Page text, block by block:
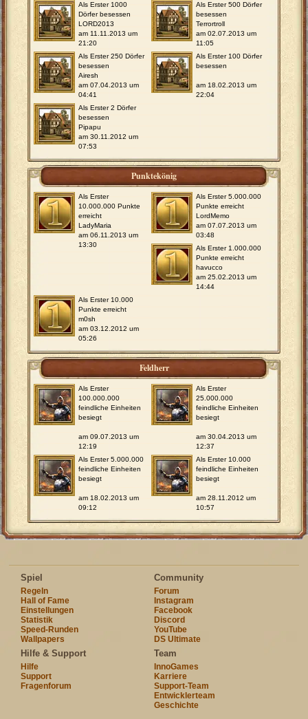
Als Erster 1000
Dörfer besessen
LORD2013
am 11.11.2013 um
21:20
Als Erster 500 Dörfer
besessen
Terrortroll
am 02.07.2013 um
11:05
Als Erster 250 Dörfer
besessen
Airesh
am 07.04.2013 um
04:41
Als Erster 100 Dörfer
besessen
am 18.02.2013 um
22:04
Als Erster 2 Dörfer
besessen
Pipapu
am 30.11.2012 um
07:53
Punktekönig
Als Erster
10.000.000 Punkte
erreicht
LadyMaria
am 06.11.2013 um
13:30
Als Erster 5.000.000
Punkte erreicht
LordMemo
am 07.07.2013 um
03:48
Als Erster 1.000.000
Punkte erreicht
havucco
am 25.02.2013 um
14:44
Als Erster 10.000
Punkte erreicht
m0sh
am 03.12.2012 um
05:26
Feldherr
Als Erster
100.000.000
feindliche Einheiten
besiegt
am 09.07.2013 um
12:19
Als Erster
25.000.000
feindliche Einheiten
besiegt
am 30.04.2013 um
12:37
Als Erster 5.000.000
feindliche Einheiten
besiegt
am 18.02.2013 um
09:12
Als Erster 10.000
feindliche Einheiten
besiegt
am 28.11.2012 um
10:57
Spiel
Regeln
Hall of Fame
Einstellungen
Statistik
Speed-Runden
Wallpapers
Community
Forum
Instagram
Facebook
Discord
YouTube
DS Ultimate
Hilfe & Support
Hilfe
Support
Fragenforum
Team
InnoGames
Karriere
Support-Team
Entwicklerteam
Geschichte